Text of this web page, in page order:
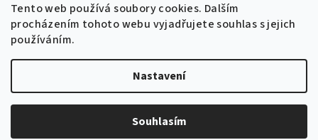
Tento web používá soubory cookies. Dalším
procházením tohoto webu vyjadřujete souhlas s jejich
používáním.
Nastavení
Souhlasím
jako dárek
15.2.2024